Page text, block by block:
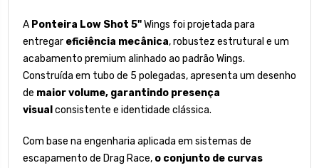
A Ponteira Low Shot 5"Wings foi projetada para
entregar eficiência mecânica, robustez estrutural e um
acabamento premium alinhado ao padrão Wings.
Construída em tubo de 5 polegadas, apresenta um desenho
de maior volume, garantindo presença
visual consistente e identidade clássica.
Com base na engenharia aplicada em sistemas de
escapamento de Drag Race, o conjunto de curvas